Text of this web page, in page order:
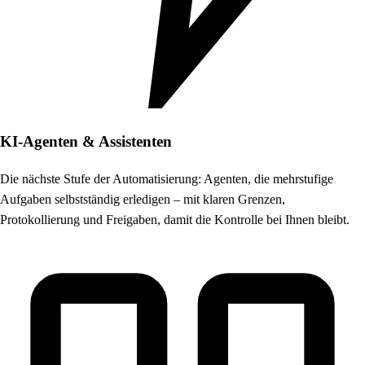
KI-Agenten & Assistenten
Die nächste Stufe der Automatisierung: Agenten, die mehrstufige
Aufgaben selbstständig erledigen – mit klaren Grenzen,
Protokollierung und Freigaben, damit die Kontrolle bei Ihnen bleibt.